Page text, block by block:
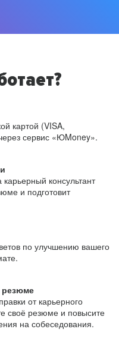
картой (VISA,
сервис «ЮMoney».
консультант
и подготовит
по улучшению вашего
резюме
от карьерного
своё резюме и повысите
на собеседования.